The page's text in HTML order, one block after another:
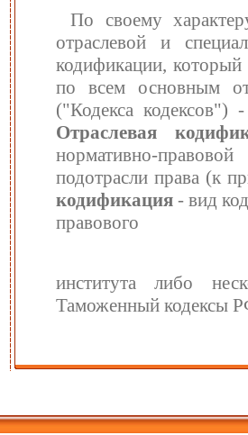
По своему
отраслевой и
кодификации,
по всем основным
("Кодекса кодексов")
Отраслевая
нормативно-
подотрасли права (к
кодификация - вид
правового
института либо
Таможенный кодексы